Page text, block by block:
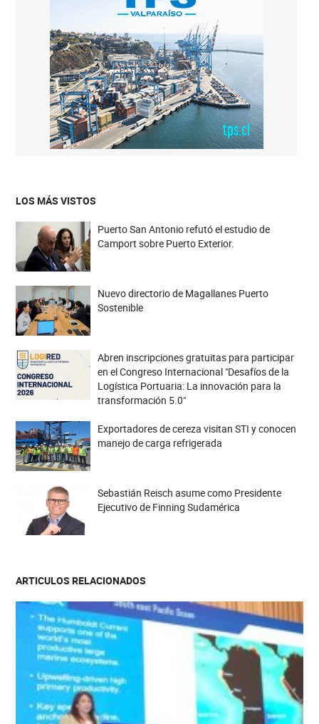
LOS MÁS VISTOS
Puerto San Antonio refutó el estudio de
Camport sobre Puerto Exterior.
Nuevo directorio de Magallanes Puerto
Sostenible
Abren inscripciones gratuitas para participar
en el Congreso Internacional "Desafíos de la
Logística Portuaria: La innovación para la
transformación 5.0"
Exportadores de cereza visitan STI y conocen
manejo de carga refrigerada
Sebastián Reisch asume como Presidente
Ejecutivo de Finning Sudamérica
ARTICULOS RELACIONADOS